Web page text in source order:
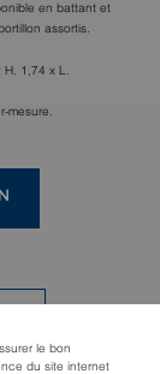
le bon
du site internet
en battant et
assortis.
H. 1,74 x L.
mesure.